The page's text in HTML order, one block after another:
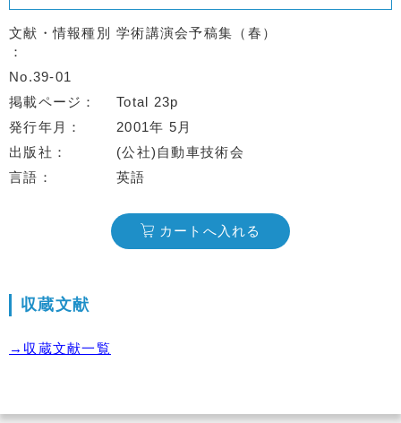
文献・情報種別 学術講演会予稿集（春）
No.39-01
掲載ページ
Total 23p
発行年月
2001年 5月
出版社
(公社)自動車技術会
言語
英語
カートへ入れる
収蔵文献
→収蔵文献一覧